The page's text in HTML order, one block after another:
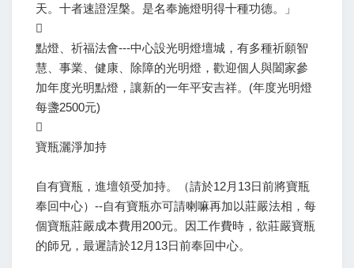
天。十者速證涅槃。是名奉施燈明得十種功德。」

點燈、祈福法會---中心設光明燈壇城，有多種祈願智
慧、事業、健康、除障的光明燈，歡迎個人與闔家參
加年度光明點燈，讓新的一年平安吉祥。(年度光明燈
每盞2500元)

寶瓶灑淨加持
自有寶瓶，進壇領受加持。（請於12月13日前將寶瓶
奉回中心）--自有寶瓶亦可請喇嘛再加以莊嚴法相，每
個寶瓶莊嚴成本費用200元。因工作費時，欲莊嚴寶瓶
的師兄，最遲請於12月13日前奉回中心。